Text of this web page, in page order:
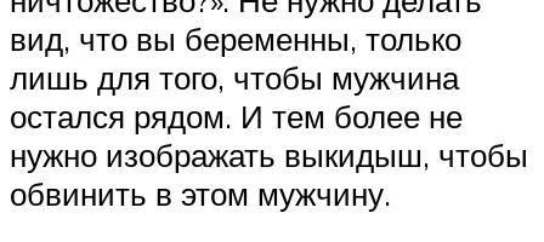
вид, что вы беременны, только
лишь для того, чтобы мужчина
остался рядом. И тем более не
нужно изображать выкидыш, чтобы
обвинить в этом мужчину.